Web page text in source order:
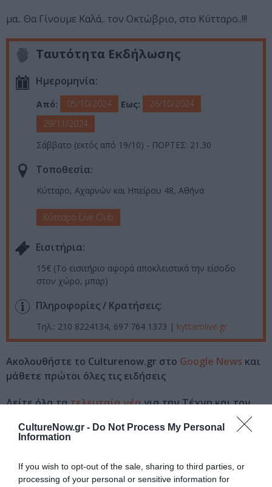
CultureNow.gr - Do Not Process My Personal
Information
If you wish to opt-out of the sale, sharing to third parties, or
processing of your personal or sensitive information for
μα.. Θα Γίνουμε Καλά.. τον Οκτώβριο, στο Κύτταρο..!!!
Ταυτότητα Εκδήλωσης
Ημερομηνία:
Από: 05/10/2024 Εως:
26/10/2024
29/11/2024
Σάββατο (εκτός από 19/10) - ΠΟΡΤΕΣ: 21.30
Τοποθεσία:
Κύτταρο, Αχαρνών και Ηπείρου 48, Αθήνα
Κύτταρο Live Club
Eισιτήρια:
15€ (Το εισιτήριο αφορά αποκλειστικά την είσοδο
στον χώρο, μπαρ)
Πληροφορίες / Κρατήσεις:
Τηλ.: 210 8224134, 697 764 1373 | kyttarolive.gr
Ακολουθήστε το Culturenow.gr στο Google News και
μάθετε πρώτοι όλες τις ειδήσεις
Δείτε όλα τατελευταία νέαγια την Τέχνη και τον
Tags